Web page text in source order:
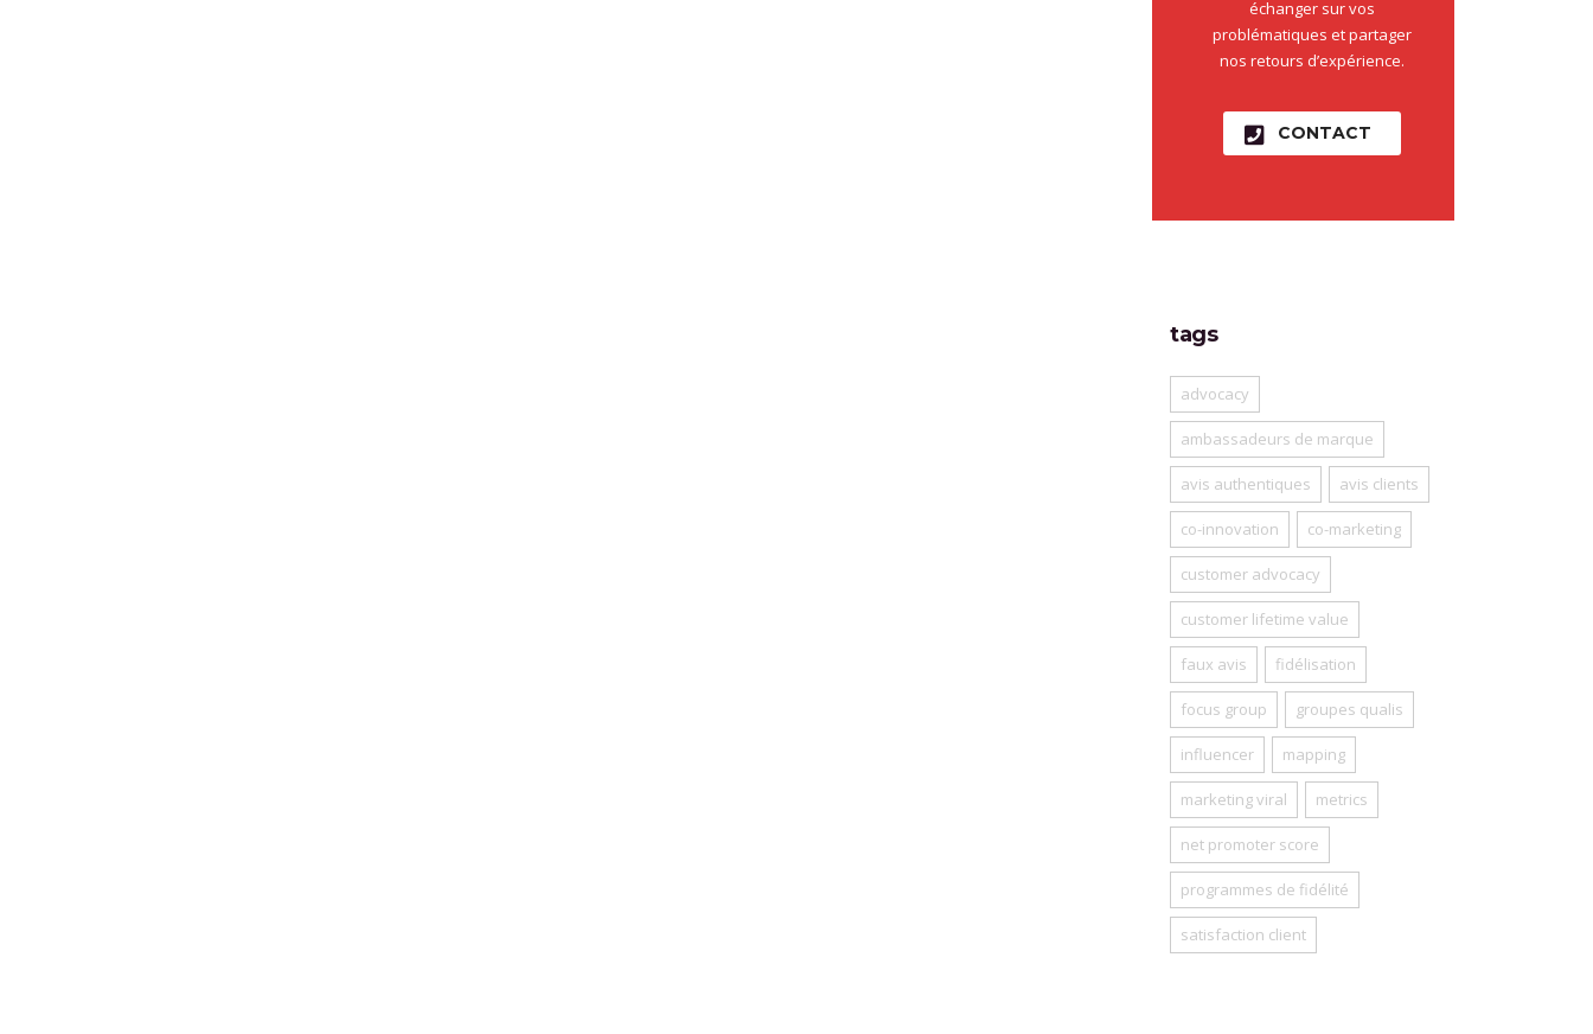
échanger sur vos
problématiques et partager
nos retours d’expérience.
CONTACT
tags
advocacy
ambassadeurs de marque
avis authentiques avis clients
co-innovation co-marketing
customer advocacy
customer lifetime value
faux avis fidélisation
focus group groupes qualis
influencer mapping
marketing viral metrics
net promoter score
programmes de fidélité
satisfaction client